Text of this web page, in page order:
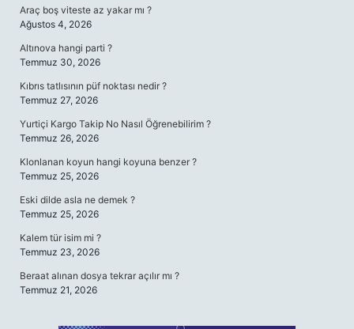
Araç boş viteste az yakar mı ?
Ağustos 4, 2026
Altınova hangi parti ?
Temmuz 30, 2026
Kıbrıs tatlısının püf noktası nedir ?
Temmuz 27, 2026
Yurtiçi Kargo Takip No Nasıl Öğrenebilirim ?
Temmuz 26, 2026
Klonlanan koyun hangi koyuna benzer ?
Temmuz 25, 2026
Eski dilde asla ne demek ?
Temmuz 25, 2026
Kalem tür isim mi ?
Temmuz 23, 2026
Beraat alınan dosya tekrar açılır mı ?
Temmuz 21, 2026